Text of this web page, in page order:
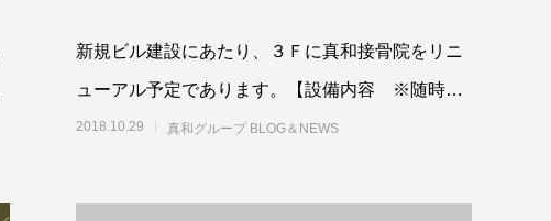
新規ビル建設にあたり、３Ｆに真和接骨院をリニ
ューアル予定であります。【設備内容 ※随時変
更します】
2018.10.29 真和グループ BLOG＆NEWS